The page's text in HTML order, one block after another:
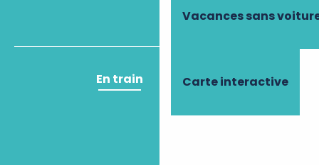
Vacances sans
Carte interactive
En train En avion